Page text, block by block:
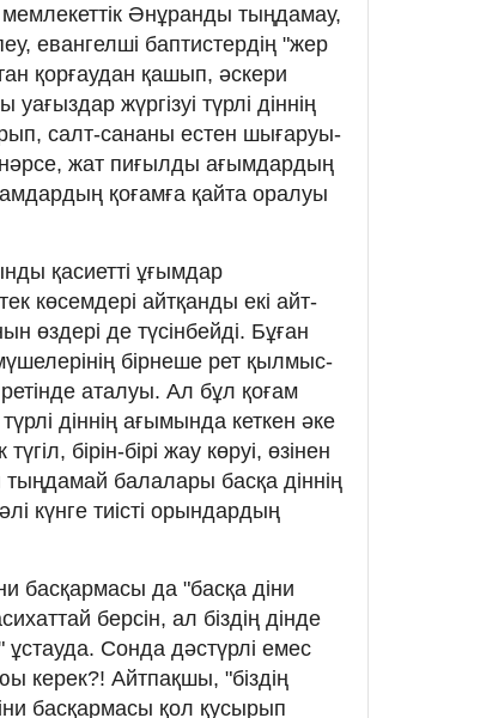
Әнұранды тыңдамау,
евангелші баптистердің "жер
қорғаудан қашып, әскери
жүргізуі түрлі діннің
салт-сананы естен шығаруы­
нәр­се, жат пиғылды ағым­дардың
қоғамға қайта оралуы
қа­сиет­ті ұғымдар
көсемдері айтқанды екі айт­
өздері де түсін­бейді. Бұған
бірнеше рет қылмыс­
аталуы. Ал бұл қоғам
діннің ағымында кеткен әке
бірін-бірі жау көруі, өзінен
тың­да­май балалары басқа діннің
күнге тиісті орындардың
басқармасы да "басқа діни
берсін, ал біздің дінде
Сонда дәстүрлі емес
керек?! Айтпақшы, "біздің
бас­қар­масы қол қусырып